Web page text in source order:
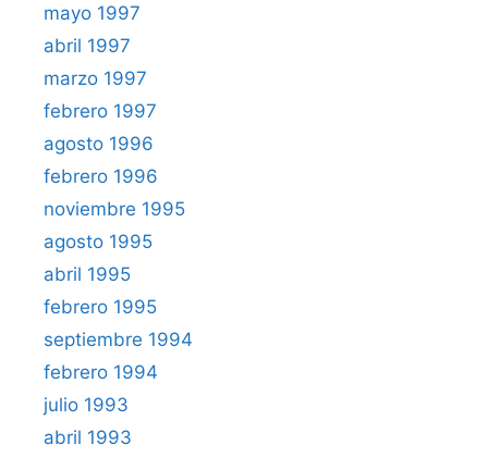
mayo 1997
abril 1997
marzo 1997
febrero 1997
agosto 1996
febrero 1996
noviembre 1995
agosto 1995
abril 1995
febrero 1995
septiembre 1994
febrero 1994
julio 1993
abril 1993